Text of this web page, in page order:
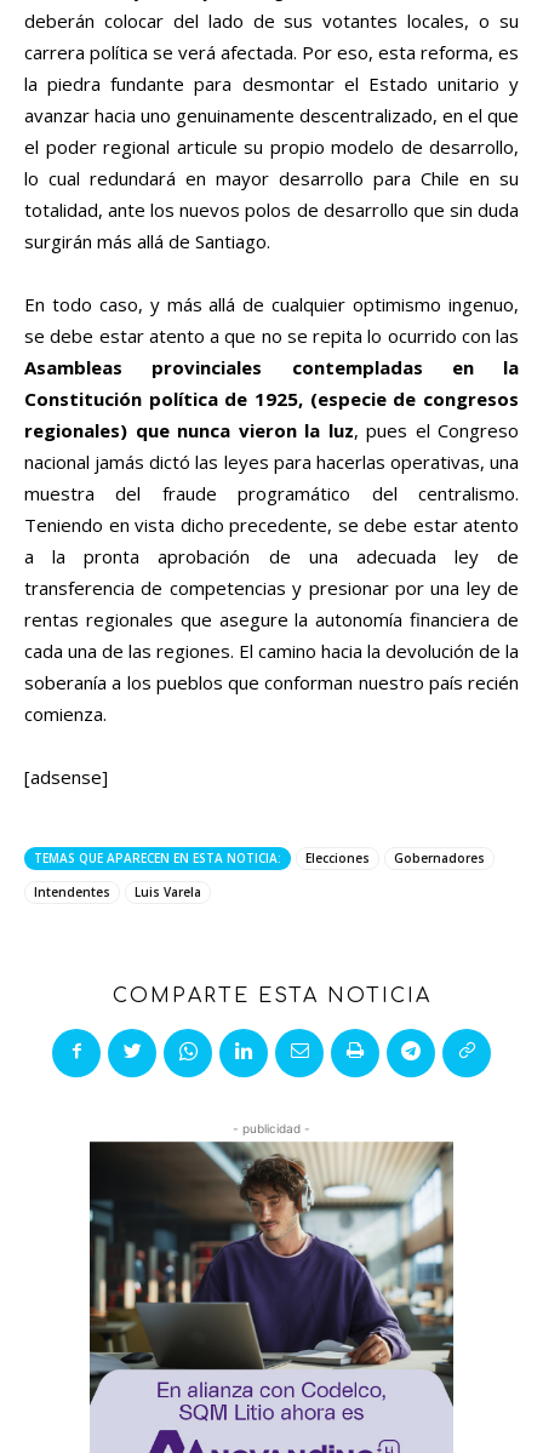
deberán colocar del lado de sus votantes locales, o su
carrera política se verá afectada. Por eso, esta reforma, es
la piedra fundante para desmontar el Estado unitario y
avanzar hacia uno genuinamente descentralizado, en el que
el poder regional articule su propio modelo de desarrollo,
lo cual redundará en mayor desarrollo para Chile en su
totalidad, ante los nuevos polos de desarrollo que sin duda
surgirán más allá de Santiago.
En todo caso, y más allá de cualquier optimismo ingenuo,
se debe estar atento a que no se repita lo ocurrido con las
Asambleas provinciales contempladas en la
Constitución política de 1925, (especie de congresos
regionales) que nunca vieron la luz, pues el Congreso
nacional jamás dictó las leyes para hacerlas operativas, una
muestra del fraude programático del centralismo.
Teniendo en vista dicho precedente, se debe estar atento
a la pronta aprobación de una adecuada ley de
transferencia de competencias y presionar por una ley de
rentas regionales que asegure la autonomía financiera de
cada una de las regiones. El camino hacia la devolución de la
soberanía a los pueblos que conforman nuestro país recién
comienza.
[adsense]
TEMAS QUE APARECEN EN ESTA NOTICIA: Elecciones
Gobernadores
Intendentes
Luis Varela
COMPARTE ESTA NOTICIA
- publicidad -